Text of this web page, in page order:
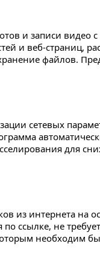
и записи видео с
и веб-страниц,
файлов.
сетевых
для
из интернета на
ссылке, не
необходим